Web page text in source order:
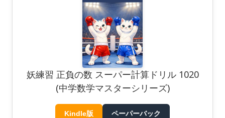
妖練習 正負の数 スーパー計算ドリル 1020
(中学数学マスターシリーズ)
Kindle版 ペーパーバック